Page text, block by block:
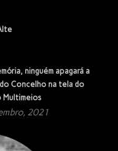
ninguém apagará a
Concelho na tela do
Multimeios
2021